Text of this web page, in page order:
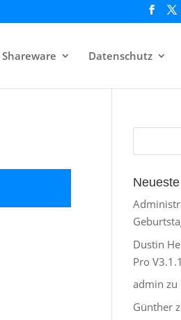
Shareware Datenschutz
Dustin
Pro V3.1.1
admin zu
Günther